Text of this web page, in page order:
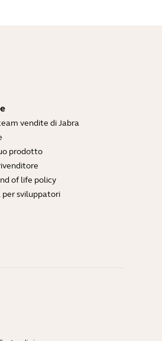
vendite di Jabra
prodotto
of life policy
sviluppatori